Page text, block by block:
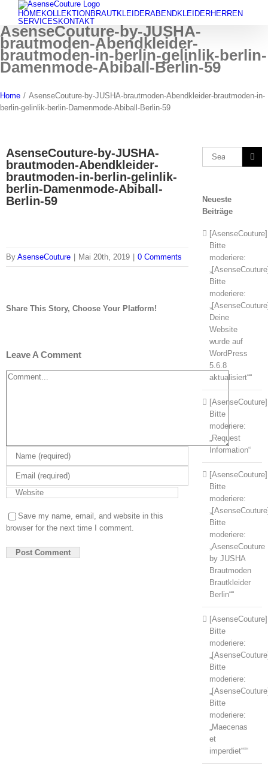
content
HOMEKOLLEKTION BRAUTKLEIDERABENDKLEIDERHERREN
SERVICES KONTAKT
AsenseCouture-by-JUSHA-
brautmoden-Abendkleider-
brautmoden-in-berlin-gelinlik-berlin-
Damenmode-Abiball-Berlin-59
Home / AsenseCouture-by-JUSHA-brautmoden-Abendkleider-brautmoden-in-
berlin-gelinlik-berlin-Damenmode-Abiball-Berlin-59
AsenseCouture-by-JUSHA-
brautmoden-Abendkleider-
brautmoden-in-berlin-gelinlik-
berlin-Damenmode-Abiball-
Berlin-59
By AsenseCouture Mai 20th, 2019 0 Comments
Share This Story, Choose Your Platform!
Leave A Comment
Comment
Save my name, email, and website in this
browser for the next time I comment.
Search
for:
Neueste
Beiträge
[AsenseCouture]
Bitte
moderiere:
Bitte
moderiere:
Deine
Website
wurde auf
WordPress
5.6.8
aktualisiert““
[AsenseCouture]
Bitte
moderiere:
„Request
Information“
[AsenseCouture]
Bitte
moderiere:
Bitte
moderiere:
„AsenseCouture
by JUSHA
Brautmoden
Brautkleider
Berlin““
[AsenseCouture]
Bitte
moderiere:
Bitte
moderiere:
Bitte
moderiere:
„Maecenas
et
imperdiet“““